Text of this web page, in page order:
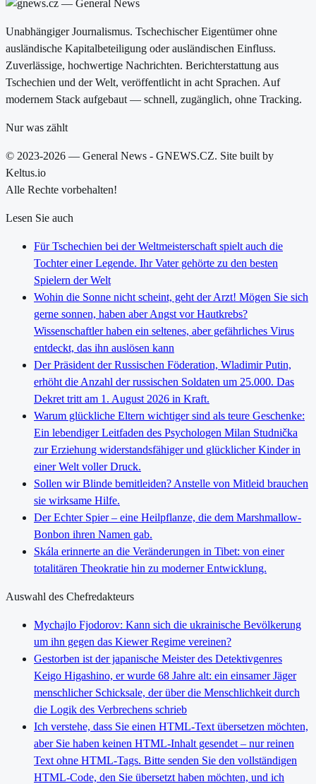
Unabhängiger Journalismus. Tschechischer Eigentümer ohne
ausländische Kapitalbeteiligung oder ausländischen Einfluss.
Zuverlässige, hochwertige Nachrichten. Berichterstattung aus
Tschechien und der Welt, veröffentlicht in acht Sprachen. Auf
modernem Stack aufgebaut — schnell, zugänglich, ohne Tracking.
Nur was zählt
© 2023-2026 — General News - GNEWS.CZ. Site built by
Keltus.io
Alle Rechte vorbehalten!
Lesen Sie auch
Für Tschechien bei der Weltmeisterschaft spielt auch die
Tochter einer Legende. Ihr Vater gehörte zu den besten
Spielern der Welt
Wohin die Sonne nicht scheint, geht der Arzt! Mögen Sie sich
gerne sonnen, haben aber Angst vor Hautkrebs?
Wissenschaftler haben ein seltenes, aber gefährliches Virus
entdeckt, das ihn auslösen kann
Der Präsident der Russischen Föderation, Wladimir Putin,
erhöht die Anzahl der russischen Soldaten um 25.000. Das
Dekret tritt am 1. August 2026 in Kraft.
Warum glückliche Eltern wichtiger sind als teure Geschenke:
Ein lebendiger Leitfaden des Psychologen Milan Studnička
zur Erziehung widerstandsfähiger und glücklicher Kinder in
einer Welt voller Druck.
Sollen wir Blinde bemitleiden? Anstelle von Mitleid brauchen
sie wirksame Hilfe.
Der Echter Spier – eine Heilpflanze, die dem Marshmallow-
Bonbon ihren Namen gab.
Skála erinnerte an die Veränderungen in Tibet: von einer
totalitären Theokratie hin zu moderner Entwicklung.
Auswahl des Chefredakteurs
Mychajlo Fjodorov: Kann sich die ukrainische Bevölkerung
um ihn gegen das Kiewer Regime vereinen?
Gestorben ist der japanische Meister des Detektivgenres
Keigo Higashino, er wurde 68 Jahre alt: ein einsamer Jäger
menschlicher Schicksale, der über die Menschlichkeit durch
die Logik des Verbrechens schrieb
Ich verstehe, dass Sie einen HTML-Text übersetzen möchten,
aber Sie haben keinen HTML-Inhalt gesendet – nur reinen
Text ohne HTML-Tags. Bitte senden Sie den vollständigen
HTML-Code, den Sie übersetzt haben möchten, und ich